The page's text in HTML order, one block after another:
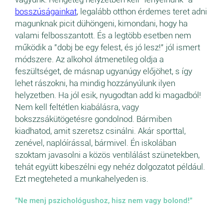
bosszúságainkat, legalább otthon érdemes teret adni
magunknak picit dühöngeni, kimondani, hogy ha
valami felbosszantott. És a legtöbb esetben nem
működik a "dobj be egy felest, és jó lesz!" jól ismert
módszere. Az alkohol átmenetileg oldja a
feszültséget, de másnap ugyanúgy előjöhet, s így
lehet rászokni, ha mindig hozzányúlunk ilyen
helyzetben. Ha jól esik, nyugodtan add ki magadból!
Nem kell feltétlen kiabálásra, vagy
bokszzsákütögetésre gondolnod. Bármiben
kiadhatod, amit szeretsz csinálni. Akár sporttal,
zenével, naplóírással, bármivel. Én iskolában
szoktam javasolni a közös ventilálást szünetekben,
tehát együtt kibeszélni egy nehéz dolgozatot például.
Ezt megteheted a munkahelyeden is.
"Ne menj pszichológushoz, hisz nem vagy bolond!"